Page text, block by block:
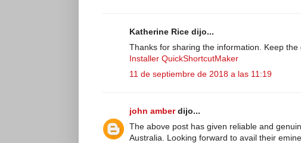
Katherine Rice dijo...
Thanks for sharing the information. Keep the
Installer QuickShortcutMaker
11 de septiembre de 2018 a las 11:19
john amberdijo...
The above post has given reliable and
Australia. Looking forward to avail their